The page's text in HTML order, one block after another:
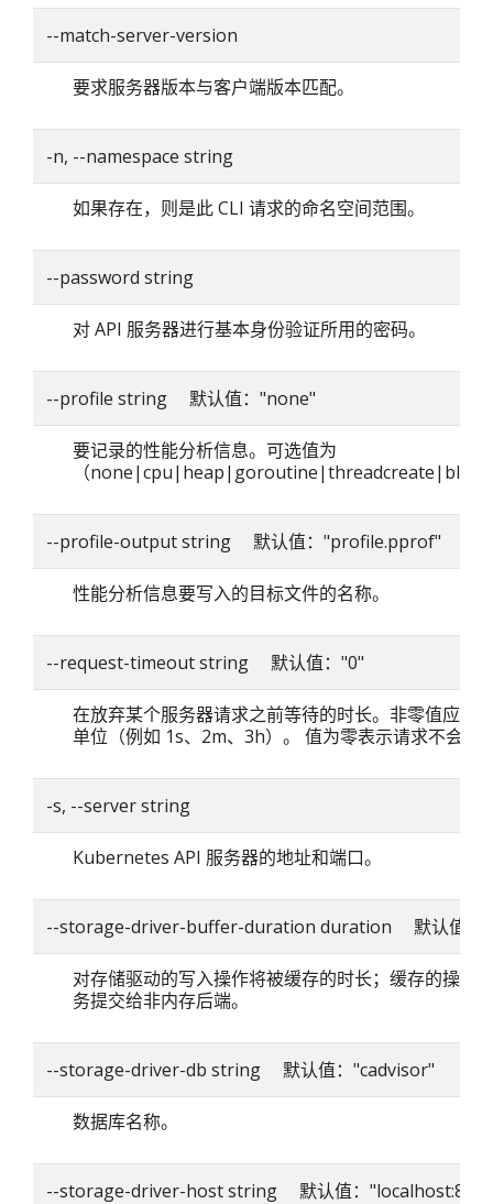
--match-server-version
要求服务器版本与客户端版本匹配。
-n, --namespace string
如果存在，则是此 CLI 请求的命名空间范围。
--password string
对 API 服务器进行基本身份验证所用的密码。
--profile string 默认值："none"
要记录的性能分析信息。可选值为
（
--profile-output string 默认值："profile.pprof"
性能分析信息要写入的目标文件的名称。
--request-timeout string 默认值："0"
在放弃某个服务器请求之前等待的时长。非零值应包
单位（例如 1s、2m、3h）。 值为零表示请求不会超
-s, --server string
Kubernetes API 服务器的地址和端口。
--storage-driver-buffer-duration duration 默认值：
对存储驱动的写入操作将被缓存的时长；缓存的操作
务提交给非内存后端。
--storage-driver-db string 默认值："cadvisor"
数据库名称。
--storage-driver-host string 默认值：